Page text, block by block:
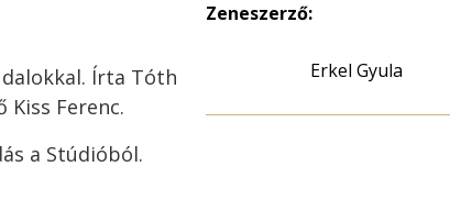
Írta Tóth
Kiss Ferenc.
a Stúdióból.
Zeneszerző:
Erkel Gyula